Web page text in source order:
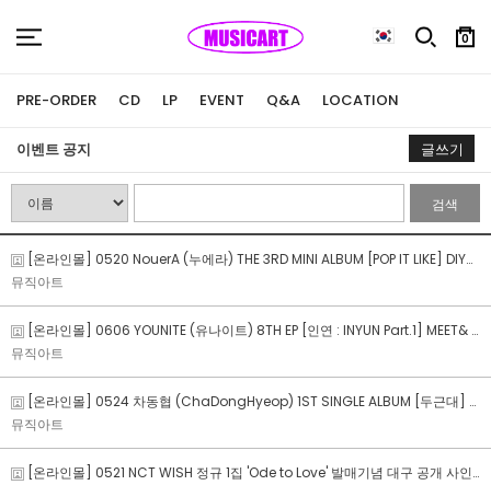
0
PRE-ORDER CD LP EVENT Q&A LOCATION
이벤트 공지 글쓰기
검색
[온라인몰] 0520 NouerA (누에라) THE 3RD MINI ALBUM [POP IT LIKE] DIY& MEET&CALL FAN SIGN EVENT
뮤직아트
[온라인몰] 0606 YOUNITE (유나이트) 8TH EP [인연 : INYUN Part.1] MEET& PHOTO&CALL FAN SIGN EVENT
뮤직아트
[온라인몰] 0524 차동협 (ChaDongHyeop) 1ST SINGLE ALBUM [두근대] MEET&CALL FAN SIGN EVENT
뮤직아트
[온라인몰] 0521 NCT WISH 정규 1집 'Ode to Love' 발매기념 대구 공개 사인회 이벤트